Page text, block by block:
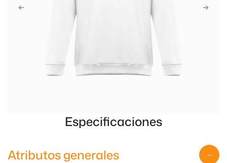
Especificaciones
Atributos generales